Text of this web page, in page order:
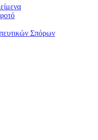
Σπόρων